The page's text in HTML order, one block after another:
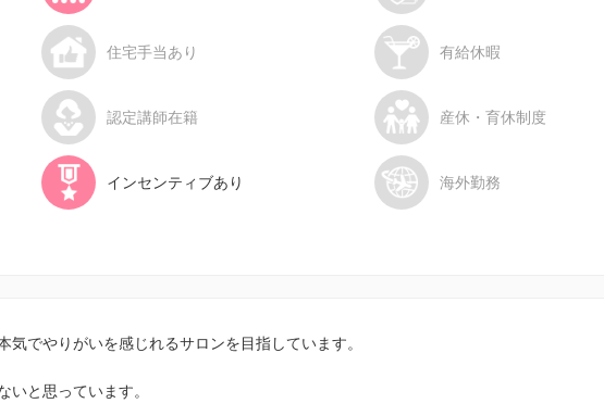
住宅手当あり 有給休暇
認定講師在籍 産休・育休制度
インセンティブあり 海外勤務
でやりがいを感じれるサロンを目指しています。
と思っています。